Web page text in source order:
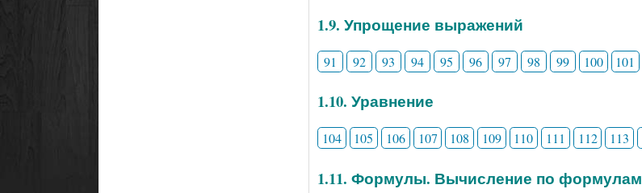
1.9. Упрощение выражений
91 92 93 94 95 96 97 98 99 100 101
1.10. Уравнение
104 105 106 107 108 109 110 111 112 113
1.11. Формулы. Вычисление по формулам